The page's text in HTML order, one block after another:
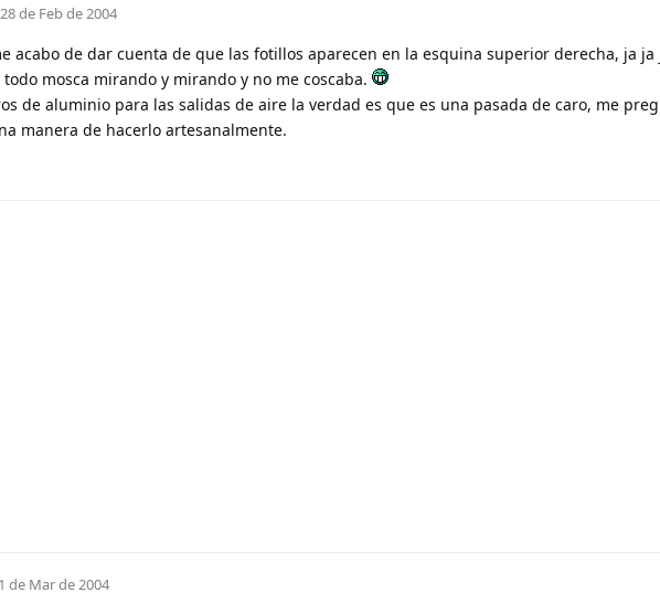
28 de Feb de 2004
acabo de dar cuenta de que las fotillos aparecen en la esquina superior derecha, ja ja
todo mosca mirando y mirando y no me coscaba.
de aluminio para las salidas de aire la verdad es que es una pasada de caro, me
manera de hacerlo artesanalmente.
1 de Mar de 2004